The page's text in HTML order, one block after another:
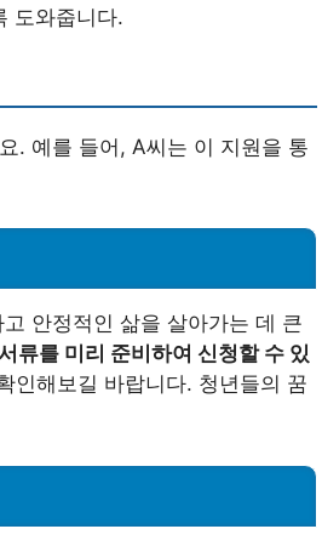
도와줍니다.
. 예를 들어, A씨는 이 지원을 통
안정적인 삶을 살아가는 데 큰
류를 미리 준비하여 신청할 수 있
인해보길 바랍니다. 청년들의 꿈